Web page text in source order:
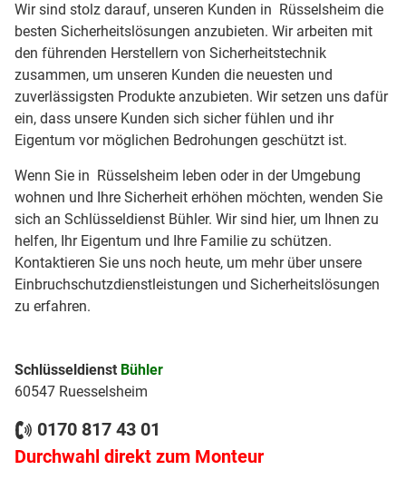
Wir sind stolz darauf, unseren Kunden in Rüsselsheim die
besten Sicherheitslösungen anzubieten. Wir arbeiten mit
den führenden Herstellern von Sicherheitstechnik
zusammen, um unseren Kunden die neuesten und
zuverlässigsten Produkte anzubieten. Wir setzen uns dafür
ein, dass unsere Kunden sich sicher fühlen und ihr
Eigentum vor möglichen Bedrohungen geschützt ist.
Wenn Sie in Rüsselsheim leben oder in der Umgebung
wohnen und Ihre Sicherheit erhöhen möchten, wenden Sie
sich an Schlüsseldienst Bühler. Wir sind hier, um Ihnen zu
helfen, Ihr Eigentum und Ihre Familie zu schützen.
Kontaktieren Sie uns noch heute, um mehr über unsere
Einbruchschutzdienstleistungen und Sicherheitslösungen
zu erfahren.
Schlüsseldienst Bühler
60547 Ruesselsheim
0170 817 43 01
Durchwahl direkt zum Monteur